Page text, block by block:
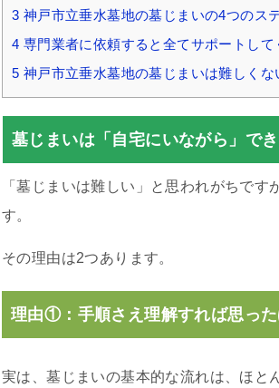
3 神戸市立垂水墓地の墓じまいの4つのス
4 専門業者に依頼すると全てサポートして
5 神戸市立垂水墓地の墓じまいは難しくな
墓じまいは「自宅にいながら」で
「墓じまいは難しい」と思われがちです
す。
その理由は2つあります。
理由①：手順さえ理解すれば思っ
実は、墓じまいの基本的な流れは、ほと